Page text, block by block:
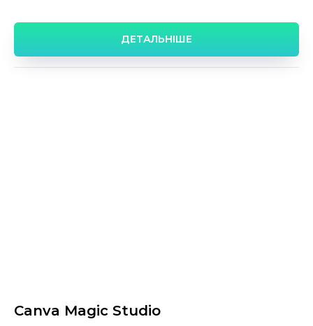
ДЕТАЛЬНІШЕ
Canva Magic Studio